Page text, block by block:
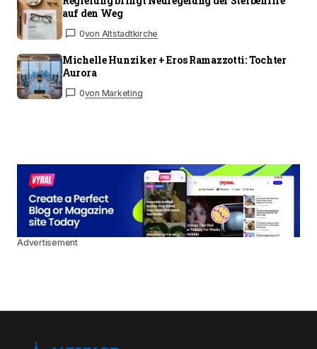
auf den Weg
0von Altstadtkirche
Michelle Hunziker + Eros Ramazzotti: Tochter
Aurora
0von Marketing
Advertisement